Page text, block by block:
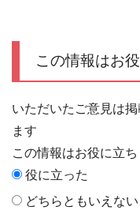
この情報はお
いただいたご意見は
ます
この情報はお役に立ち
役に立った
どちらともいえない